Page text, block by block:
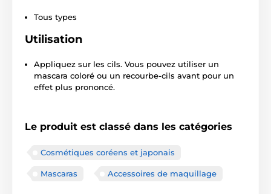
Tous types
Utilisation
Appliquez sur les cils. Vous pouvez utiliser un
mascara coloré ou un recourbe-cils avant pour un
effet plus prononcé.
Le produit est classé dans les catégories
Cosmétiques coréens et japonais
Mascaras Accessoires de maquillage